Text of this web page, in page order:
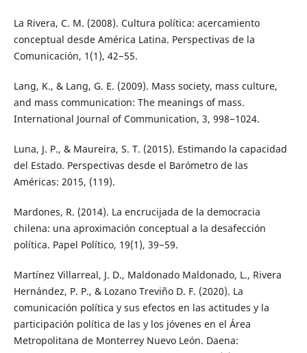
La Rivera, C. M. (2008). Cultura política: acercamiento
conceptual desde América Latina. Perspectivas de la
Comunicación, 1(1), 42−55.
Lang, K., & Lang, G. E. (2009). Mass society, mass culture,
and mass communication: The meanings of mass.
International Journal of Communication, 3, 998−1024.
Luna, J. P., & Maureira, S. T. (2015). Estimando la capacidad
del Estado. Perspectivas desde el Barómetro de las
Américas: 2015, (119).
Mardones, R. (2014). La encrucijada de la democracia
chilena: una aproximación conceptual a la desafección
política. Papel Político, 19(1), 39−59.
Martínez Villarreal, J. D., Maldonado Maldonado, L., Rivera
Hernández, P. P., & Lozano Treviño D. F. (2020). La
comunicación política y sus efectos en las actitudes y la
participación política de las y los jóvenes en el Área
Metropolitana de Monterrey Nuevo León. Daena: